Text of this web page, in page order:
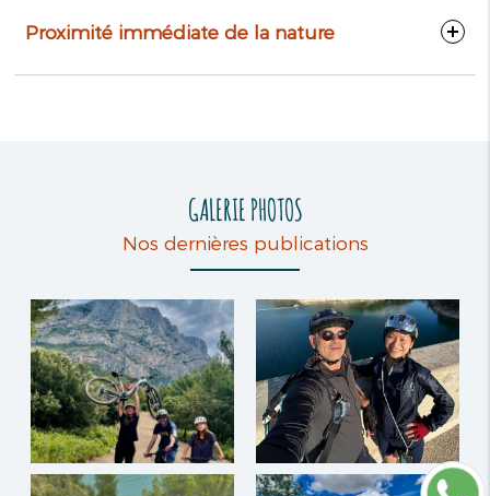
Proximité immédiate de la nature
GALERIE PHOTOS
Nos dernières publications